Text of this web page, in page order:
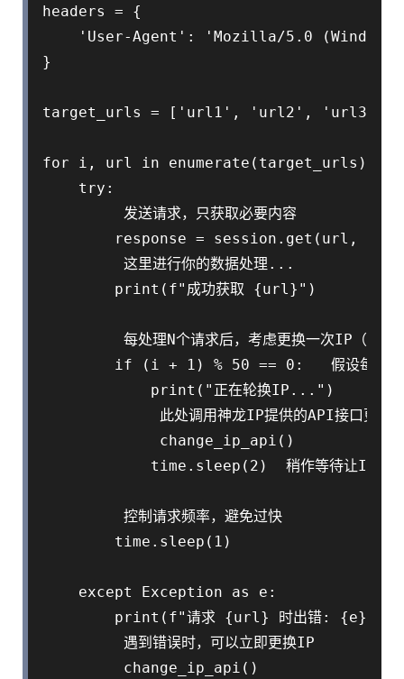
headers = {
'User-Agent': 'Mozilla/5.0
}
target_urls = ['url1', 'url2', 'url3']  你的
for i, url in enumerate(target_urls):
    try:
         发送请求，只获取必要内容
response = session.get(url,
         这里进行你的数据处理...
        print(f"成功获取 {url}")
每处理N个请求后，考虑更换一次IP（通过
if (i + 1) % 50 == 0:   假设每50次
            print("正在轮换IP...")
此处调用神龙IP提供的API接口更换
             change_ip_api()
            time.sleep(2)  稍作等待让IP生效
         控制请求频率，避免过快
        time.sleep(1)
    except Exception as e:
        print(f"请求 {url} 时出错: {e}")
         遇到错误时，可以立即更换IP
         change_ip_api()